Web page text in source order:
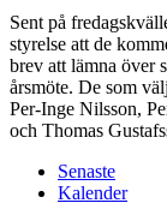
Sent på
styrelse att de
brev att lämna över
årsmöte. De som
Per-Inge Nilsson,
och Thomas
Senaste
Kalender